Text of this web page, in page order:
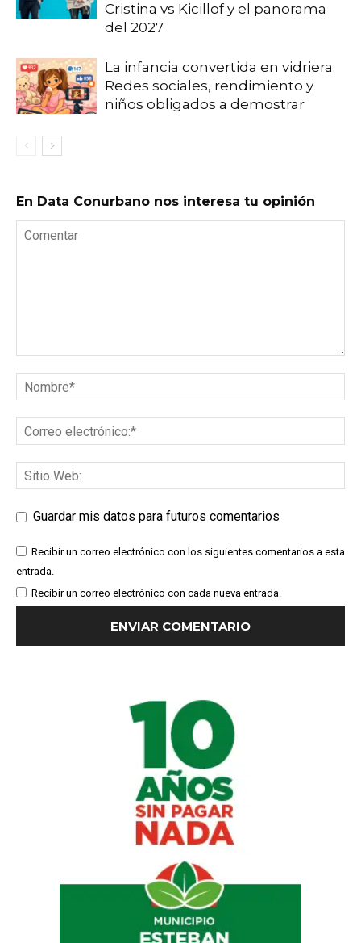
Cristina vs Kicillof y el panorama
del 2027
La infancia convertida en vidriera:
Redes sociales, rendimiento y
niños obligados a demostrar
En Data Conurbano nos interesa tu opinión
Guardar mis datos para futuros comentarios
Recibir un correo electrónico con los siguientes comentarios a esta
entrada.
Recibir un correo electrónico con cada nueva entrada.